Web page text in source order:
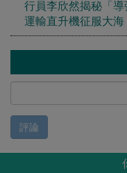
行員李欣然揭秘「
運輸直升機征服大海
評論